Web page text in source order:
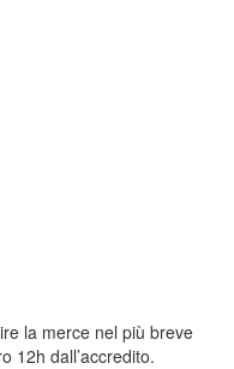
la merce nel più breve
12h dall’accredito.